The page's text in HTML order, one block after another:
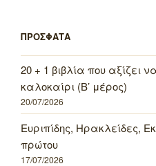
ΠΡΟΣΦΑΤΑ
20 + 1 βιβλία που αξίζει
καλοκαίρι (Β’ μέρος)
20/07/2026
Ευριπίδης, Ηρακλείδες,
πρώτου
17/07/2026